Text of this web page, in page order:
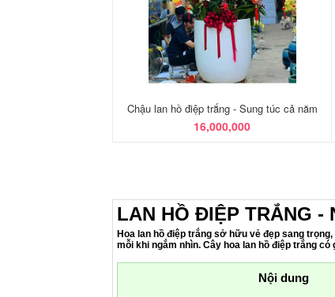
Chậu lan hồ điệp trắng - Sung túc cả năm
16,000,000
LAN HỒ ĐIỆP TRẮNG -
Hoa lan hồ điệp trắng sở hữu vẻ đẹp sang
mỗi khi ngắm nhìn. Cây hoa lan hồ điệp trắng
Nội dung